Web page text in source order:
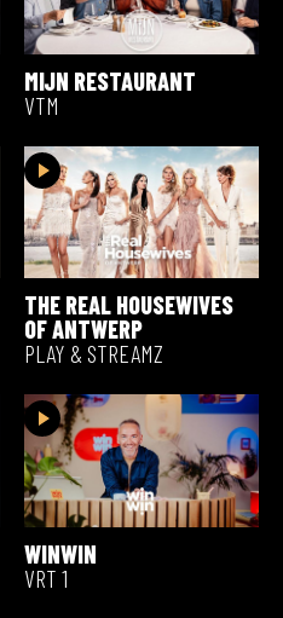
MIJN RESTAURANT
VTM
THE REAL HOUSEWIVES
OF ANTWERP
PLAY & STREAMZ
WINWIN
VRT 1